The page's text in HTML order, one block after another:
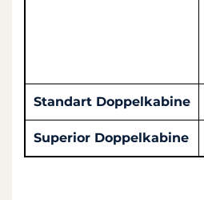
Standart Doppelkabine
Superior Doppelkabine